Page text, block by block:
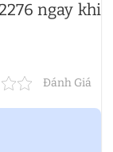
ngay khi
Đánh Giá